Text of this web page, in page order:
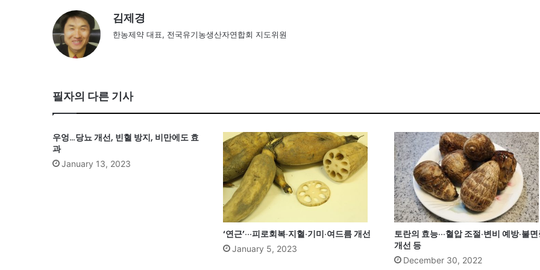
김제경
한농제약 대표, 전국유기농생산자연합회 지도위원
필자의 다른 기사
우엉…당뇨 개선, 빈혈 방지, 비만에도 효
과
January 13, 2023
‘연근’···피로회복·지혈·기미·여드름 개선
January 5, 2023
토란의 효능···혈압 조절·변비 예방·불
개선 등
December 30, 2022